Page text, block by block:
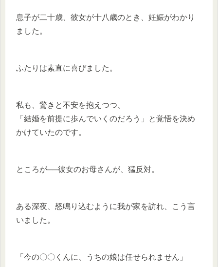
息子が二十歳、彼女が十八歳のとき、妊娠がわかり
ました。
ふたりは素直に喜びました。
私も、驚きと不安を抱えつつ、
「結婚を前提に歩んでいくのだろう」と覚悟を決め
かけていたのです。
ところが──彼女のお母さんが、猛反対。
ある深夜、怒鳴り込むように我が家を訪れ、こう言
いました。
「今の〇〇くんに、うちの娘は任せられません」